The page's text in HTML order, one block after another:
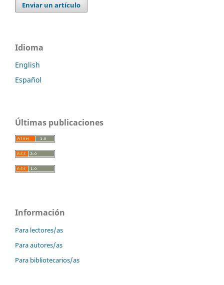
Enviar un artículo
Idioma
English
Español
Últimas publicaciones
Información
Para lectores/as
Para autores/as
Para bibliotecarios/as